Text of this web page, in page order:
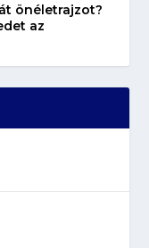
önéletrajzot?
az